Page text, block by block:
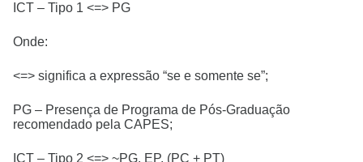
ICT – Tipo 1 <=> PG
Onde:
<=> significa a expressão “se e somente se”;
PG – Presença de Programa de Pós-Graduação
recomendado pela CAPES;
ICT – Tipo 2 <=> ~PG. EP. (PC + PT)